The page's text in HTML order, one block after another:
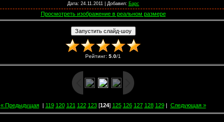
Дата: 24.11.2011 | Добавил: Барс
Просмотреть изображение в реальном размере
Рейтинг: 5.0/1
« Предыдущая| 119 120 121 122 123[124] 125 126 127 128 129| Следующая »